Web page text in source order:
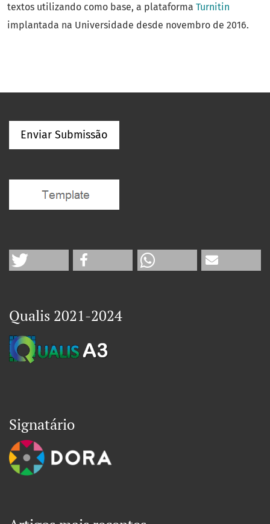
textos utilizando como base, a plataforma Turnitin
implantada na Universidade desde novembro de 2016.
Enviar Submissão
Qualis 2021-2024
Signatário